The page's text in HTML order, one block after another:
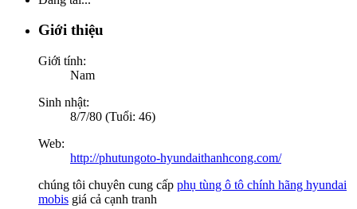
Giới thiệu
Giới tính:
Nam
Sinh nhật:
8/7/80 (Tuổi: 46)
Web:
http://phutungoto-hyundaithanhcong.com/
chúng tôi chuyên cung cấp phụ tùng ô tô chính hãng hyundai
mobis giá cả cạnh tranh